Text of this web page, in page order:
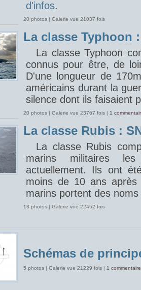
d'infos.
20 photos | Galerie vue 21037 fois
La classe Typhoon
La classe Typhoon
connus pour être, de
D'une longueur de
américains durant la
silence dont ils faisaient
20 photos | Galerie vue 23767 fois | 1
La classe Rubis :
La classe Rubis
marins militaires
actuellement. Ils ont
moins de 10 ans
marins portent des
13 photos | Galerie vue 22452 fois
Schémas de
5 photos | Galerie vue 21229 fois | 1